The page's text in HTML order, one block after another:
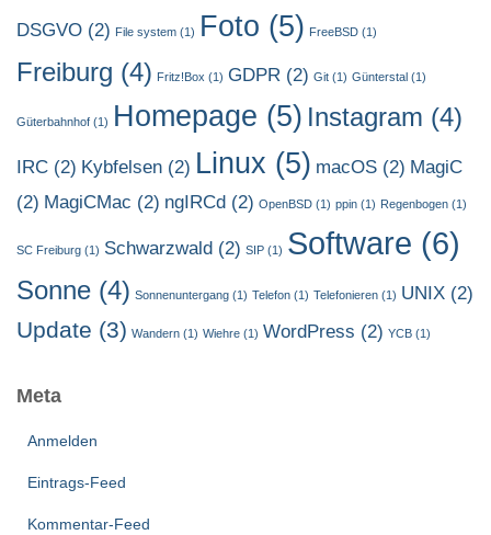
:DSGVO (2) File system (1) Foto (5) FreeBSD (1)
Freiburg (4) Fritz!Box (1) GDPR (2) Git (1) Günterstal (1)
Güterbahnhof (1) Homepage (5) Instagram (4)
IRC (2) Kybfelsen (2) Linux (5) macOS (2) MagiC
(2) MagiCMac (2) ngIRCd (2) OpenBSD (1) ppin (1) Regenbogen (1)
SC Freiburg (1) Schwarzwald (2) SIP (1) Software (6)
Sonne (4) Sonnenuntergang (1) Telefon (1) Telefonieren (1) UNIX (2)
Update (3) Wandern (1) Wiehre (1) WordPress (2) YCB (1)
Meta
Anmelden
Eintrags-Feed
Kommentar-Feed